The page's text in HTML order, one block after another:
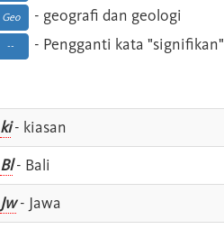
Geo - geografi dan geologi
-- - Pengganti kata "signifikan"
ki- kiasan
Bl- Bali
Jw- Jawa